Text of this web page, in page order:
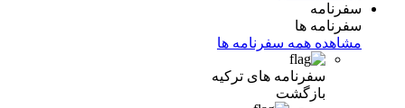
سفرنامه
سفرنامه ها
مشاهده همه سفرنامه ها
سفرنامه های ترکیه
بازگشت